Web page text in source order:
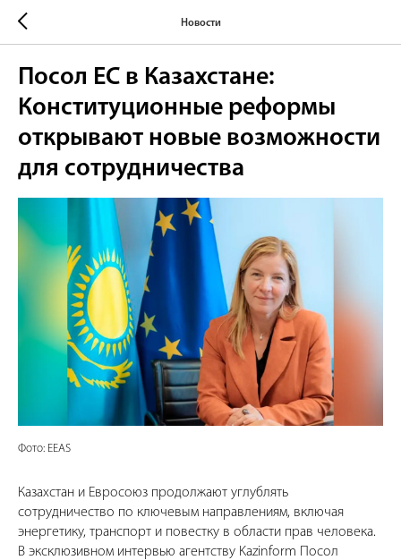
Новости
Посол ЕС в Казахстане:
Конституционные реформы
открывают новые возможности
для сотрудничества
Фото: EEAS
Казахстан и Евросоюз продолжают углублять
сотрудничество по ключевым направлениям, включая
энергетику, транспорт и повестку в области прав человека.
В эксклюзивном интервью агентству Kazinform Посол